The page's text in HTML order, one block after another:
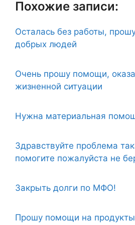
Похожие записи:
Осталась без работы,
добрых людей
Очень прошу помощи,
жизненной ситуации
Нужна материальная
Здравствуйте проблема
помогите пожалуйста не
Закрыть долги по МФО!
Прошу помощи на продукты